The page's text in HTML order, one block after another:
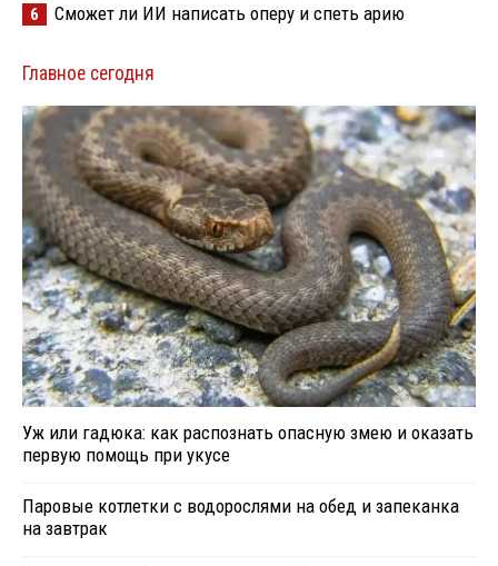
6 Сможет ли ИИ написать оперу и спеть арию
Главное сегодня
Уж или гадюка: как распознать опасную змею и оказать
первую помощь при укусе
Паровые котлетки с водорослями на обед и запеканка
на завтрак